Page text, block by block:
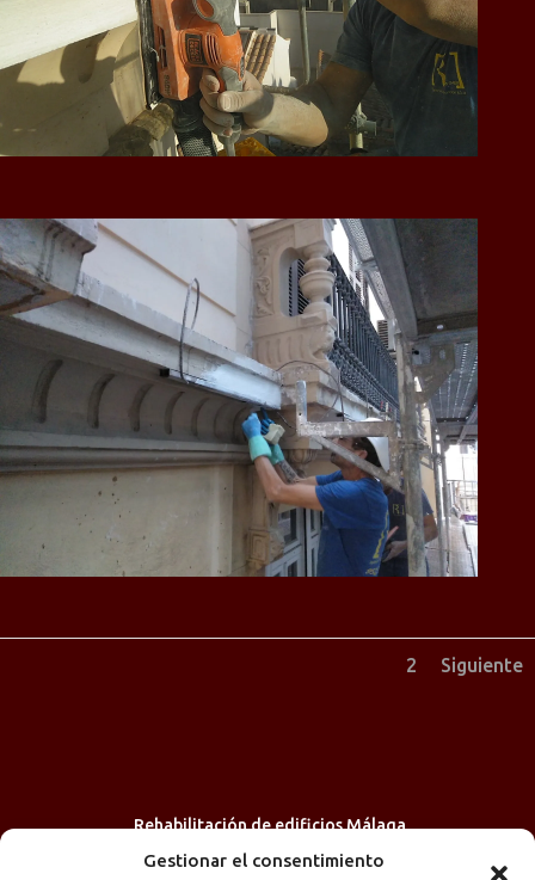
Gestionar el consentimiento
2 Siguiente
Rehabilitación de edificios Málaga
Reforma integral de comunidades Málaga